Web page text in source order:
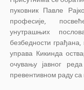
пуковник Павле
професије,
унутрашњих
безбедности
управа Кикинда
очувању јавног
превентивном раду